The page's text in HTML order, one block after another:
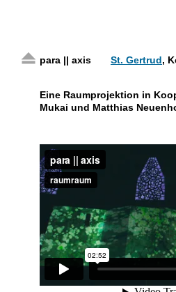
para || axis St. Gertrud,
Eine Raumprojektion in
Mukai und Matthias